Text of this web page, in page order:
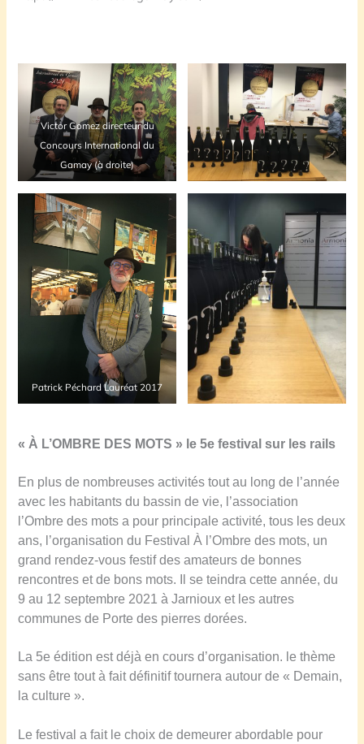
Victor Gomez directeur du
Concours International du
Gamay (à droite)
Patrick Péchard Lauréat 2017
« À L’OMBRE DES MOTS » le 5e festival sur les rails
En plus de nombreuses activités tout au long de l’année
avec les habitants du bassin de vie, l’association
l’Ombre des mots a pour principale activité, tous les deux
ans, l’organisation du Festival À l’Ombre des mots, un
grand rendez-vous festif des amateurs de bonnes
rencontres et de bons mots. Il se teindra cette année, du
9 au 12 septembre 2021 à Jarnioux et les autres
communes de Porte des pierres dorées.
La 5e édition est déjà en cours d’organisation. le thème
sans être tout à fait définitif tournera autour de « Demain,
la culture ».
Le festival a fait le choix de demeurer abordable pour